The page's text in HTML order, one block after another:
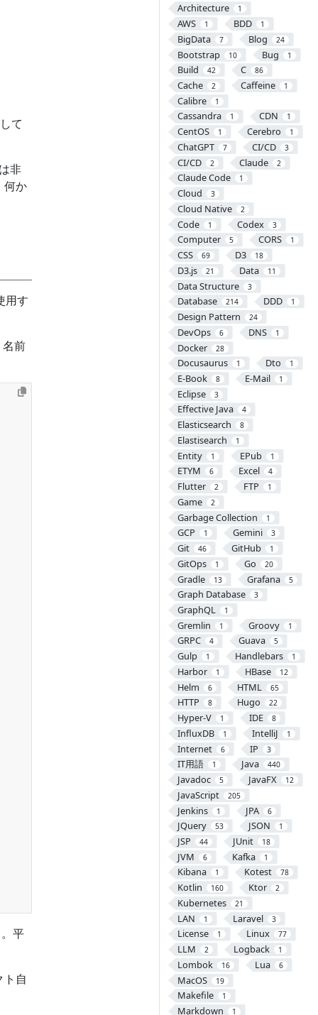
Architecture 1
AWS 1 BDD 1
BigData 7 Blog 24
Bootstrap 10 Bug 1
Build 42 C 86
Cache 2 Caffeine 1
Calibre 1
Cassandra 1 CDN 1
CentOS 1 Cerebro 1
ChatGPT 7 CI/CD 3
CI/CD 2 Claude 2
Claude Code 1
Cloud 3
Cloud Native 2
Code 1 Codex 3
Computer 5 CORS 1
CSS 69 D3 18
D3.js 21 Data 11
Data Structure 3
Database 214 DDD 1
Design Pattern 24
DevOps 6 DNS 1
Docker 28
Docusaurus 1 Dto 1
E-Book 8 E-Mail 1
Eclipse 3
Effective Java 4
Elasticsearch 8
Elastisearch 1
Entity 1 EPub 1
ETYM 6 Excel 4
Flutter 2 FTP 1
Game 2
Garbage Collection 1
GCP 1 Gemini 3
Git 46 GitHub 1
GitOps 1 Go 20
Gradle 13 Grafana 5
Graph Database 3
GraphQL 1
Gremlin 1 Groovy 1
GRPC 4 Guava 5
Gulp 1 Handlebars 1
Harbor 1 HBase 12
Helm 6 HTML 65
HTTP 8 Hugo 22
Hyper-V 1 IDE 8
InfluxDB 1 IntelliJ 1
Internet 6 IP 3
IT用語 1 Java 440
Javadoc 5 JavaFX 12
JavaScript 205
Jenkins 1 JPA 6
JQuery 53 JSON 1
JSP 44 JUnit 18
JVM 6 Kafka 1
Kibana 1 Kotest 78
Kotlin 160 Ktor 2
Kubernetes 21
LAN 1 Laravel 3
License 1 Linux 77
LLM 2 Logback 1
Lombok 16 Lua 6
MacOS 19
Makefile 1
Markdown 1
て
非
何か
用す
前
平
自